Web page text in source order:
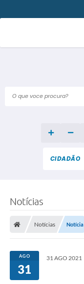
O que voce procura?
CIDADÃO
Notícias
Notícias Notícia
AGO
31
31 AGO 2021